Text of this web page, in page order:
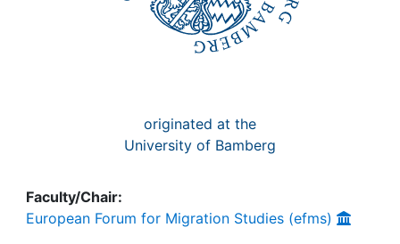
originated at the
University of Bamberg
Faculty/Chair:
European Forum for Migration Studies (efms)